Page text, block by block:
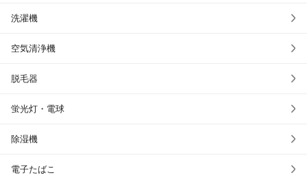
洗濯機
空気清浄機
脱毛器
蛍光灯・電球
除湿機
電子たばこ